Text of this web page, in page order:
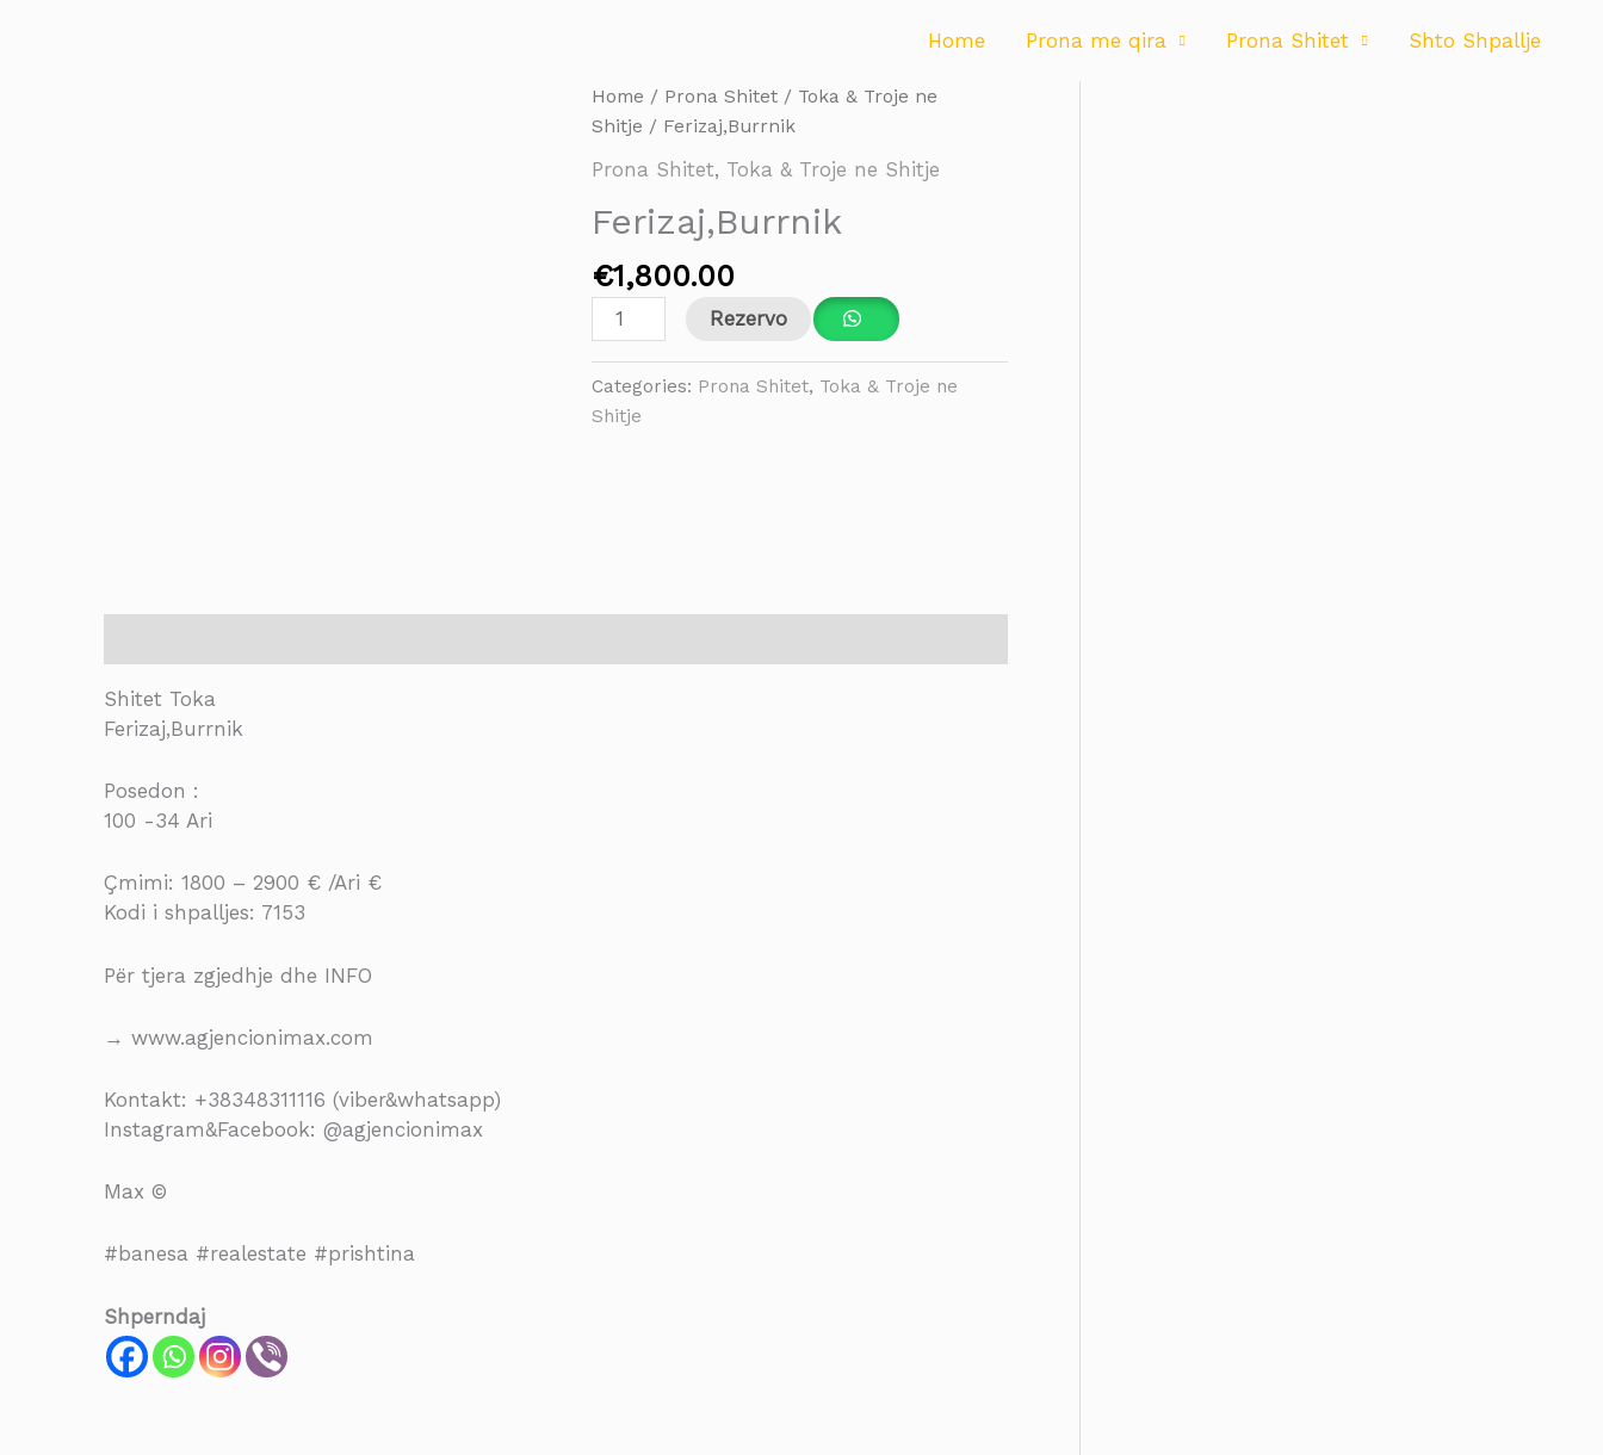
Home Prona me qira Prona Shitet Shto Shpallje
Home / Prona Shitet / Toka & Troje ne
Shitje / Ferizaj,Burrnik
Prona Shitet, Toka & Troje ne Shitje
Ferizaj,Burrnik
€1,800.00
Ferizaj,Burrnik
quantity
Rezervo
Categories: Prona Shitet, Toka & Troje ne
Shitje
Shitet Toka
Ferizaj,Burrnik
Posedon :
100 -34 Ari
Çmimi: 1800 – 2900 € /Ari €
Kodi i shpalljes: 7153
Për tjera zgjedhje dhe INFO
→ www.agjencionimax.com
Kontakt: +38348311116 (viber&whatsapp)
Instagram&Facebook: @agjencionimax
Max ©
#banesa #realestate #prishtina
Shperndaj